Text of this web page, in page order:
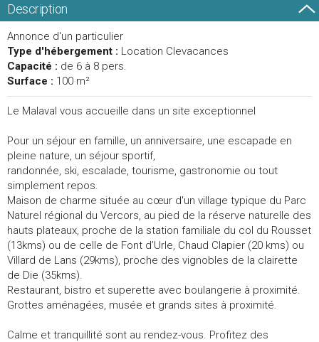
Description
Annonce d'un particulier
Type d'hébergement : Location Clevacances
Capacité : de 6 à 8 pers.
Surface : 100 m²
Le Malaval vous accueille dans un site exceptionnel
Pour un séjour en famille, un anniversaire, une escapade en
pleine nature, un séjour sportif,
randonnée, ski, escalade, tourisme, gastronomie ou tout
simplement repos.
Maison de charme située au cœur d'un village typique du Parc
Naturel régional du Vercors, au pied de la réserve naturelle des
hauts plateaux, proche de la station familiale du col du Rousset
(13kms) ou de celle de Font d’Urle, Chaud Clapier (20 kms) ou
Villard de Lans (29kms), proche des vignobles de la clairette
de Die (35kms).
Restaurant, bistro et superette avec boulangerie à proximité.
Grottes aménagées, musée et grands sites à proximité.
Calme et tranquillité sont au rendez-vous. Profitez des